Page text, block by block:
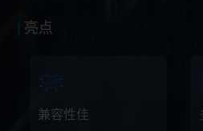
亮点
兼容性佳